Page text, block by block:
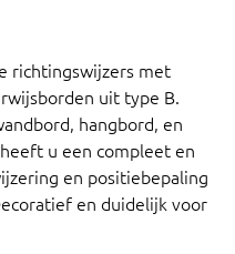
richtingswijzers met
uit type B.
hangbord, en
u een compleet en
en positiebepaling
en duidelijk voor